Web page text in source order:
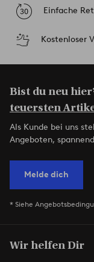
Einfache
Kostenloser
Bist du neu
teuersten
Als Kunde bei uns
Angeboten,
Melde dich
* Siehe
Wir helfen Dir